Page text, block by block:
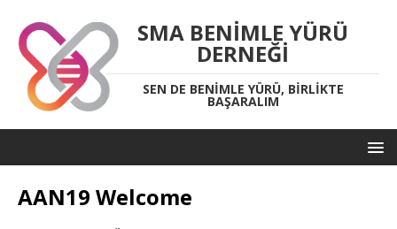
SMA BENIMLE YÜRÜ
DERNEĞI
SEN DE BENIMLE YÜRÜ, BIRLIKTE
BAŞARALIM
AAN19 Welcome